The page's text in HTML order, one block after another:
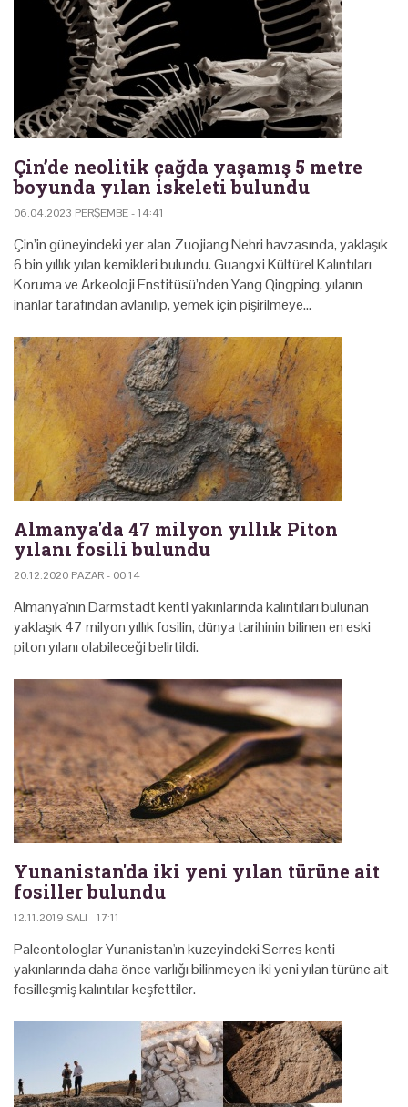
Çin’de neolitik çağda yaşamış 5 metre
boyunda yılan iskeleti bulundu
06.04.2023 PERŞEMBE - 14:41
Çin’in güneyindeki yer alan Zuojiang Nehri havzasında, yaklaşık
6 bin yıllık yılan kemikleri bulundu. Guangxi Kültürel Kalıntıları
Koruma ve Arkeoloji Enstitüsü’nden Yang Qingping, yılanın
inanlar tarafından avlanılıp, yemek için pişirilmeye…
Almanya'da 47 milyon yıllık Piton
yılanı fosili bulundu
20.12.2020 PAZAR - 00:14
Almanya'nın Darmstadt kenti yakınlarında kalıntıları bulunan
yaklaşık 47 milyon yıllık fosilin, dünya tarihinin bilinen en eski
piton yılanı olabileceği belirtildi.
Yunanistan'da iki yeni yılan türüne ait
fosiller bulundu
12.11.2019 SALI - 17:11
Paleontologlar Yunanistan'ın kuzeyindeki Serres kenti
yakınlarında daha önce varlığı bilinmeyen iki yeni yılan türüne ait
fosilleşmiş kalıntılar keşfettiler.